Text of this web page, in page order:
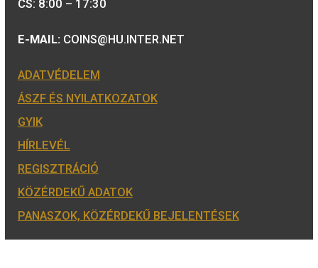
A MAGYAR PÉNZVERŐ a magyar
emlékérmék hivatalos forgalmazója,
piacvezető érme- és éremgyártó,
a forint fizetőeszköz érmék
gyártója.